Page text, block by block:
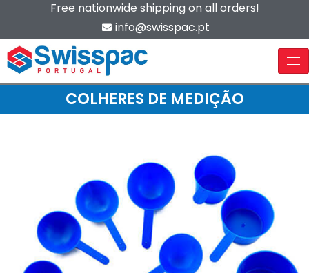
Free nationwide shipping on all orders!
info@swisspac.pt
COLHERES DE MEDIÇÃO